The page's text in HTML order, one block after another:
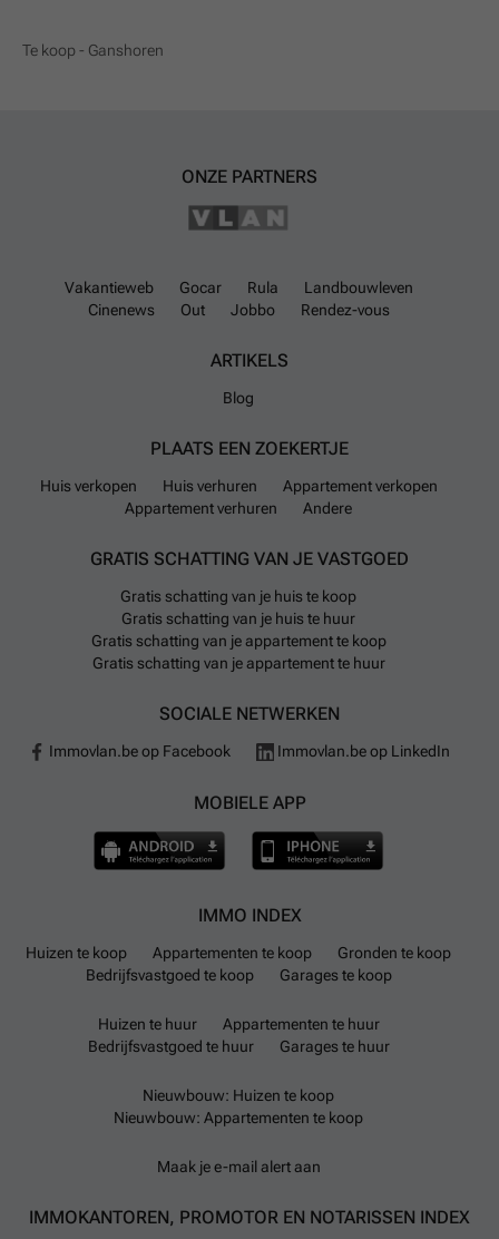
Te koop - Ganshoren
ONZE PARTNERS
Vakantieweb Gocar Rula
Landbouwleven
Cinenews
Out Jobbo Rendez-vous
ARTIKELS
Blog
PLAATS EEN ZOEKERTJE
Huis verkopen Huis verhuren
Appartement verkopen
Appartement verhuren
Andere
GRATIS SCHATTING VAN JE VASTGOED
Gratis schatting van je huis te koop
Gratis schatting van je huis te huur
Gratis schatting van je appartement te koop
Gratis schatting van je appartement te huur
SOCIALE NETWERKEN
Immovlan.be op Facebook Immovlan.be op LinkedIn
MOBIELE APP
IMMO INDEX
Huizen te koop Appartementen te koop
Gronden te koop
Bedrijfsvastgoed te koop
Garages te koop
Huizen te huur
Appartementen te huur
Bedrijfsvastgoed te huur
Garages te huur
Nieuwbouw: Huizen te koop
Nieuwbouw: Appartementen te koop
Maak je e-mail alert aan
IMMOKANTOREN, PROMOTOR EN NOTARISSEN INDEX